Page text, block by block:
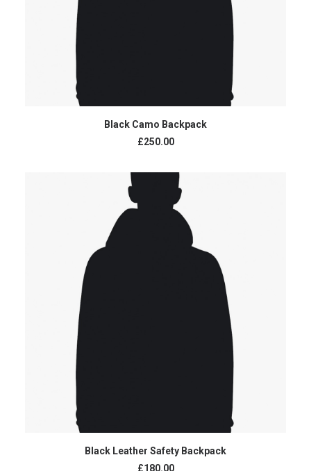
AJOUTER AU PANIER
Black Camo Backpack
£250.00
AJOUTER AU PANIER
Black Leather Safety Backpack
£180.00